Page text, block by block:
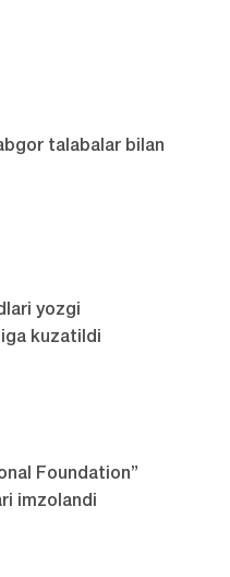
talabalar bilan
yozgi
kuzatildi
Foundation”
imzolandi